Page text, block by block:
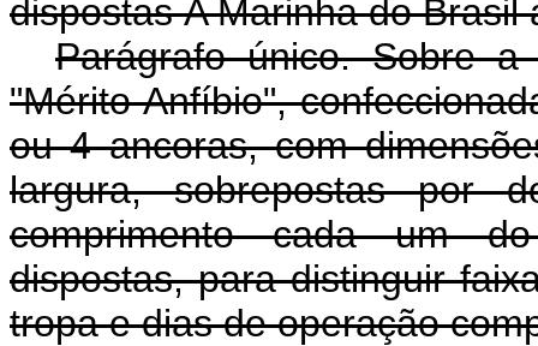
dispostas A Marinha do Brasil
Parágrafo único. Sobre
"Mérito Anfíbio",
ou 4 ancoras, com
largura, sobrepostas por
comprimento cada um
dispostas, para distinguir
tropa e dias de operação